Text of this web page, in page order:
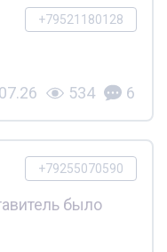
+79521180128
534 6
+79255070590
было